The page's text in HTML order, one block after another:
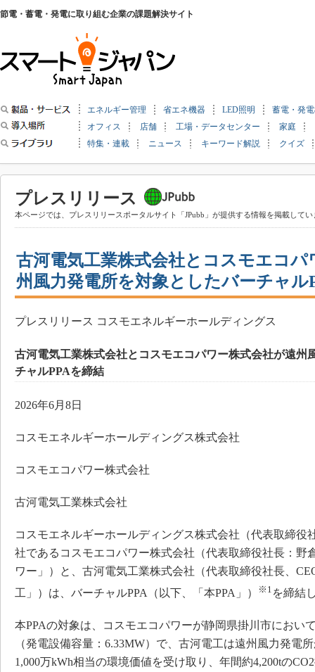
節電・蓄電・発電に取り組む企業の課題解決サイト
エネルギー管理 省エネ機器 LED照明
蓄電・発
オフィス
店舗 工場・データセンター
家庭
特集・連載
ニュース キーワード解説 クイズ
プレスリリース
本ページでは、プレスリリースポータルサイト「JPubb」が提供する情報を掲載してい
古河電気工業株式会社とコスモエコパ
州風力発電所を対象としたバーチャル
プレスリリース コスモエネルギーホールディングス
古河電気工業株式会社とコスモエコパワー株式会社が遠州
チャルPPAを締結
2026年6月8日
コスモエネルギーホールディングス株式会社
コスモエコパワー株式会社
古河電気工業株式会社
コスモエネルギーホールディングス株式会社（代表取締役
社であるコスモエコパワー株式会社（代表取締役社長：野
ワー」）と、古河電気工業株式会社（代表取締役社長、
工」）は、バーチャルPPA（以下、「本PPA」）
※1 を締結
本PPAの対象は、コスモエコパワーが静岡県掛川市におい
（発電設備容量：6.33MW）で、古河電工は遠州風力発電
1,000万kWh相当の環境価値を受け取り、年間約4,200tの